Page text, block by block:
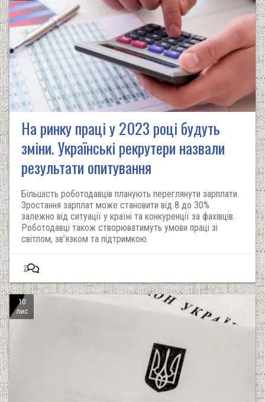
На ринку праці у 2023 році будуть
зміни. Українські рекрутери назвали
результати опитування
Більшість роботодавців планують переглянути зарплати.
Зростання зарплат може становити від 8 до 30%
залежно від ситуації у країні та конкуренції за фахівців.
Роботодавці також створюватимуть умови праці зі
світлом, зв’язком та підтримкою.
2
10
лис